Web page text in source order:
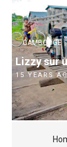
CAMBODGE
Lizzy sur
15 YEARS